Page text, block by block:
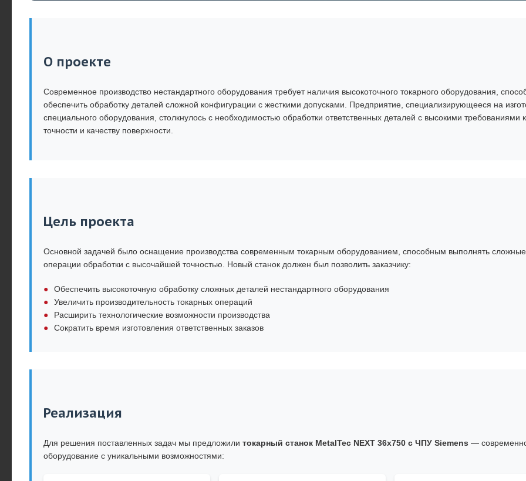
О проекте
Современное производство нестандартного оборудования требует наличия высокоточного токарного оборудования,
обеспечить обработку деталей сложной конфигурации с жесткими допусками. Предприятие, специализирующееся на
специального оборудования, столкнулось с необходимостью обработки ответственных деталей с высокими требованиями к
точности и качеству поверхности.
Цель проекта
Основной задачей было оснащение производства современным токарным оборудованием, способным выполнять сложные
операции обработки с высочайшей точностью. Новый станок должен был позволить заказчику:
Обеспечить высокоточную обработку сложных деталей нестандартного оборудования
Увеличить производительность токарных операций
Расширить технологические возможности производства
Сократить время изготовления ответственных заказов
Реализация
Для решения поставленных задач мы предложили токарный станок MetalTec NEXT 36x750 с ЧПУ Siemens —
оборудование с уникальными возможностями: